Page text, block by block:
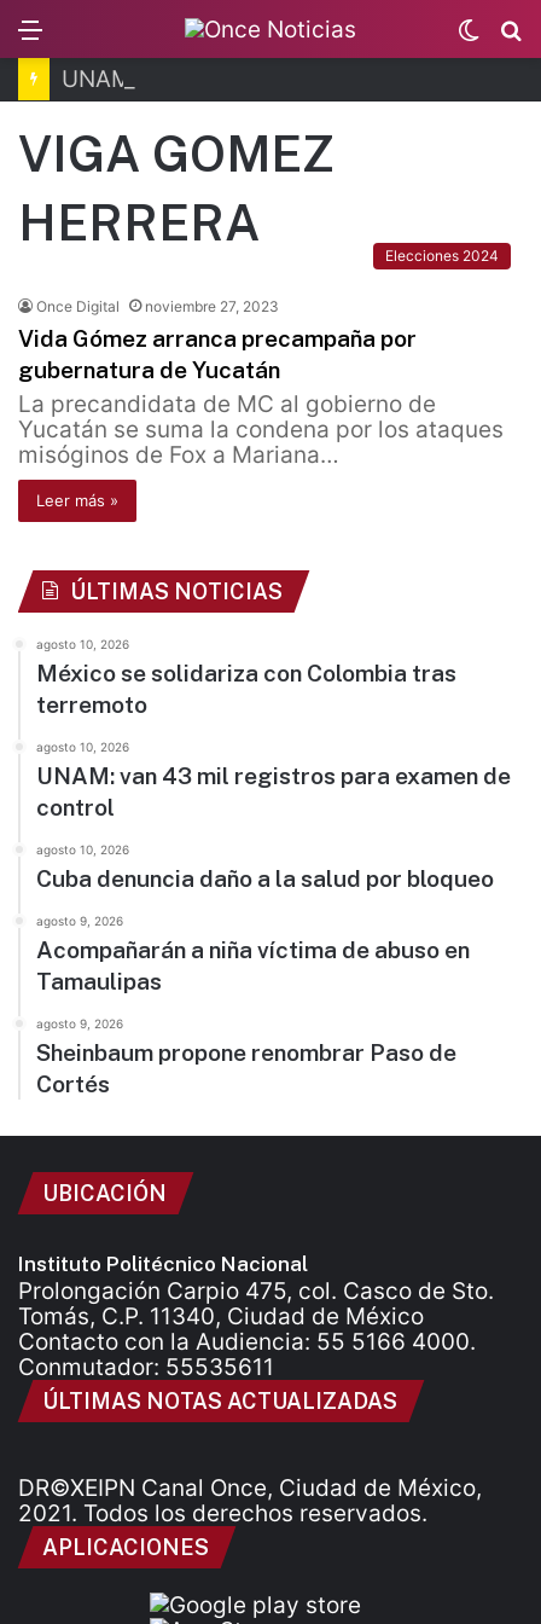
Switch
skin
VIGA GOMEZ
HERRERA
Elecciones 2024
Once Digital noviembre 27, 2023
Vida Gómez arranca precampaña por
gubernatura de Yucatán
La precandidata de MC al gobierno de
Yucatán se suma la condena por los ataques
misóginos de Fox a Mariana…
Leer más »
ÚLTIMAS NOTICIAS
agosto 10, 2026
México se solidariza con Colombia tras
terremoto
agosto 10, 2026
UNAM: van 43 mil registros para examen de
control
agosto 10, 2026
Cuba denuncia daño a la salud por bloqueo
agosto 9, 2026
Acompañarán a niña víctima de abuso en
Tamaulipas
agosto 9, 2026
Sheinbaum propone renombrar Paso de
Cortés
UBICACIÓN
Instituto Politécnico Nacional
Prolongación Carpio 475, col. Casco de Sto.
Tomás, C.P. 11340, Ciudad de México
Contacto con la Audiencia: 55 5166 4000.
Conmutador: 55535611
ÚLTIMAS NOTAS ACTUALIZADAS
DR©XEIPN Canal Once, Ciudad de México,
2021. Todos los derechos reservados.
APLICACIONES